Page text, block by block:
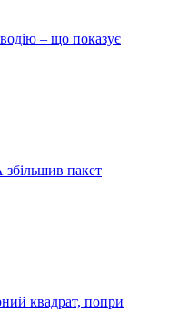
– що показує
пакет
квадрат, попри